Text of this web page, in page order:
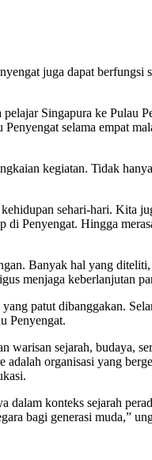
juga dapat berfungsi
Singapura ke Pulau
selama empat
kegiatan. Tidak
sehari-hari. Kita
Penyengat. Hingga
Banyak hal yang diteliti,
menjaga keberlanjutan
patut dibanggakan.
Penyengat.
sejarah, budaya,
organisasi yang
konteks sejarah
bagi generasi muda,”